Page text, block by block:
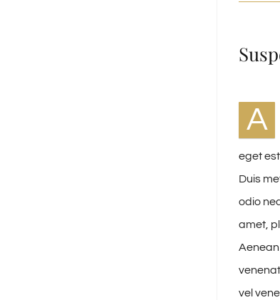
A
eget
Duis
odio
amet,
vel